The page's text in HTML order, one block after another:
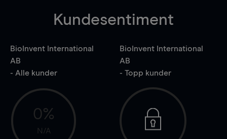
Kundesentiment
BioInvent International
AB
- Alle kunder
0%
N/A
BioInvent International
AB
- Topp kunder